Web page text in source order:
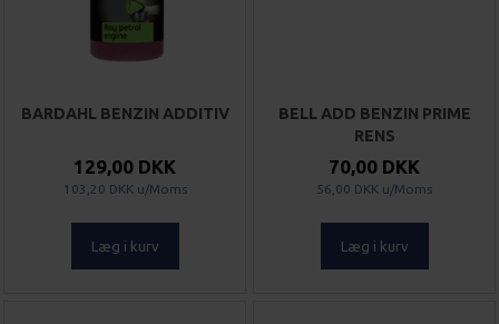
BARDAHL BENZIN ADDITIV
129,00 DKK
103,20 DKK u/Moms
Læg i kurv
BELL ADD BENZIN PRIME
RENS
70,00 DKK
56,00 DKK u/Moms
Læg i kurv